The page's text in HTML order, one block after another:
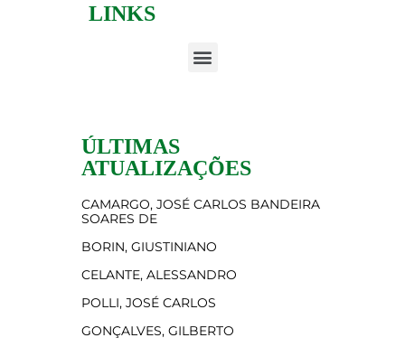
LINKS
ÚLTIMAS
ATUALIZAÇÕES
CAMARGO, JOSÉ CARLOS BANDEIRA
SOARES DE
BORIN, GIUSTINIANO
CELANTE, ALESSANDRO
POLLI, JOSÉ CARLOS
GONÇALVES, GILBERTO